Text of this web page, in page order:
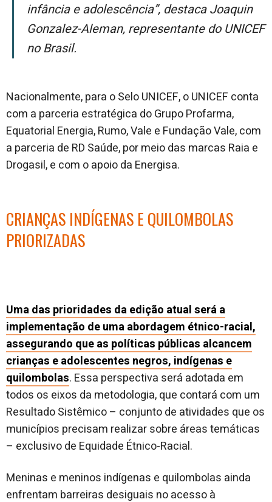
infância e adolescência”, destaca Joaquin
Gonzalez-Aleman, representante do UNICEF
no Brasil.
Nacionalmente, para o Selo UNICEF, o UNICEF conta
com a parceria estratégica do Grupo Profarma,
Equatorial Energia, Rumo, Vale e Fundação Vale, com
a parceria de RD Saúde, por meio das marcas Raia e
Drogasil, e com o apoio da Energisa.
CRIANÇAS INDÍGENAS E QUILOMBOLAS
PRIORIZADAS
Uma das prioridades da edição atual será a
implementação de uma abordagem étnico-racial,
assegurando que as políticas públicas alcancem
crianças e adolescentes negros, indígenas e
quilombolas. Essa perspectiva será adotada em
todos os eixos da metodologia, que contará com um
Resultado Sistêmico – conjunto de atividades que os
municípios precisam realizar sobre áreas temáticas
– exclusivo de Equidade Étnico-Racial.
Meninas e meninos indígenas e quilombolas ainda
enfrentam barreiras desiguais no acesso à